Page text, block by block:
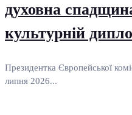
духовна
культурній
Президентка Європейської
липня 2026...